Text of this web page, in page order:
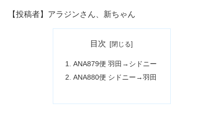
【投稿者】アラジンさん、新ちゃん
目次
ANA879便 羽田→シドニー
ANA880便 シドニー→羽田